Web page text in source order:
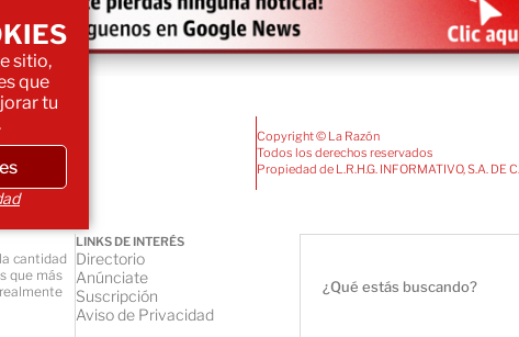
Copyright © La Razón
Todos los derechos reservados
Propiedad de L.R.H.G. INFORMATIVO, S.A. DE
cantidad
que más
LINKS DE INTERÉS
Directorio
Anúnciate
Suscripción
Aviso de Privacidad
sitio,
que
tu